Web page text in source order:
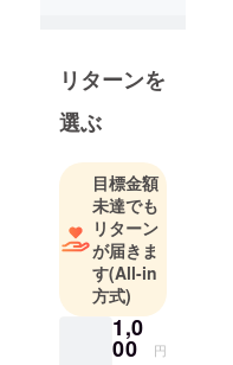
リターンを
選ぶ
目標金額
未達でも
リターン
が届きま
す(All-in
方式)
1,0
00 円